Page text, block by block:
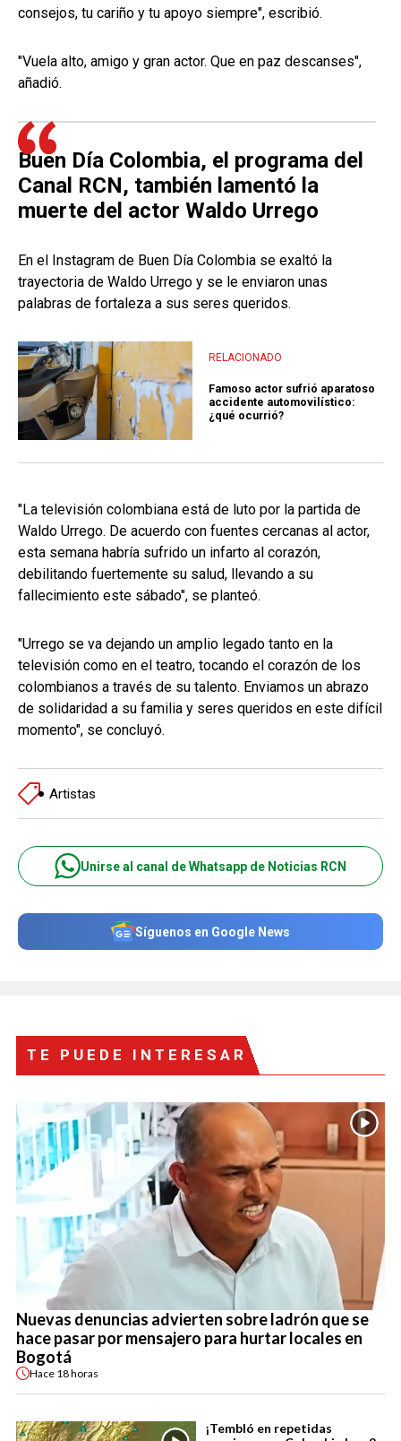
consejos, tu cariño y tu apoyo siempre", escribió.
"Vuela alto, amigo y gran actor. Que en paz descanses",
añadió.
Buen Día Colombia, el programa del
Canal RCN, también lamentó la
muerte del actor Waldo Urrego
En el Instagram de Buen Día Colombia se exaltó la
trayectoria de Waldo Urrego y se le enviaron unas
palabras de fortaleza a sus seres queridos.
RELACIONADO
Famoso actor sufrió aparatoso
accidente automovilístico:
¿qué ocurrió?
"La televisión colombiana está de luto por la partida de
Waldo Urrego. De acuerdo con fuentes cercanas al actor,
esta semana habría sufrido un infarto al corazón,
debilitando fuertemente su salud, llevando a su
fallecimiento este sábado", se planteó.
"Urrego se va dejando un amplio legado tanto en la
televisión como en el teatro, tocando el corazón de los
colombianos a través de su talento. Enviamos un abrazo
de solidaridad a su familia y seres queridos en este difícil
momento", se concluyó.
Artistas
Unirse al canal de Whatsapp de Noticias RCN
Síguenos en Google News
TE PUEDE INTERESAR
Nuevas denuncias advierten sobre ladrón que se
hace pasar por mensajero para hurtar locales en
Bogotá
Hace 18 horas
¡Tembló en repetidas